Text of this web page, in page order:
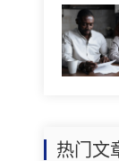
热门文